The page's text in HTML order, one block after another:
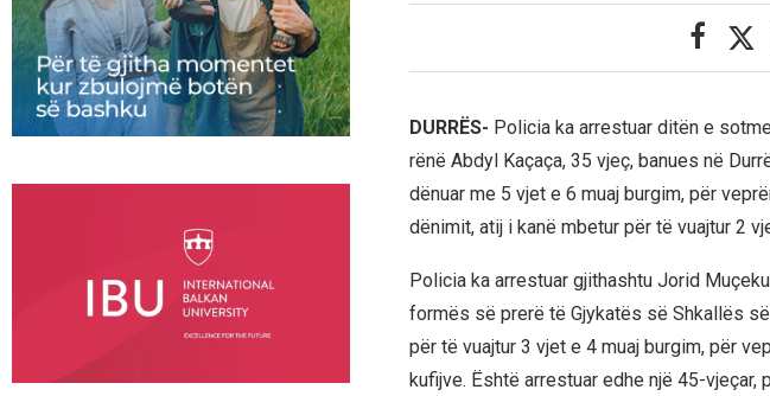
DURRËS- Policia ka arrestuar ditën e
rënë Abdyl Kaçaça, 35 vjeç, banues në
dënuar me 5 vjet e 6 muaj burgim, për
dënimit, atij i kanë mbetur për të vuajtur 2
Policia ka arrestuar gjithashtu Jorid
formës së prerë të Gjykatës së Shkallës
për të vuajtur 3 vjet e 4 muaj burgim, për
kufijve. Është arrestuar edhe një 45-